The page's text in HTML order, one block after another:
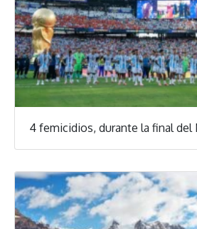
4 femicidios, durante la final del